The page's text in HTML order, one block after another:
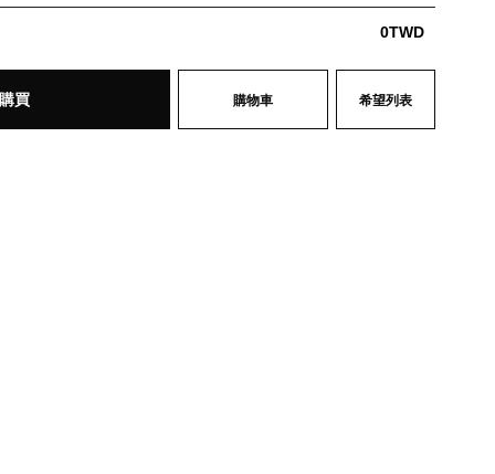
0TWD
購買 購物車 希望列表